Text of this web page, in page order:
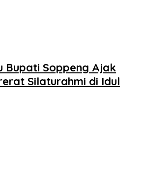
Bupati Soppeng Ajak
Silaturahmi di Idul